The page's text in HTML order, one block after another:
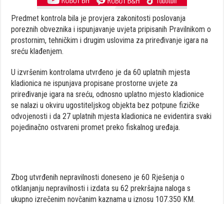
Predmet kontrola bila je provjera zakonitosti poslovanja
poreznih obveznika i ispunjavanje uvjeta pripisanih Pravilnikom o
prostornim, tehničkim i drugim uslovima za priređivanje igara na
sreću klađenjem.
U izvršenim kontrolama utvrđeno je da 60 uplatnih mjesta
kladionica ne ispunjava propisane prostorne uvjete za
priređivanje igara na sreću, odnosno uplatno mjesto kladionice
se nalazi u okviru ugostiteljskog objekta bez potpune fizičke
odvojenosti i da 27 uplatnih mjesta kladionica ne evidentira svaki
pojedinačno ostvareni promet preko fiskalnog uređaja.
Zbog utvrđenih nepravilnosti doneseno je 60 Rješenja o
otklanjanju nepravilnosti i izdata su 62 prekršajna naloga s
ukupno izrečenim novčanim kaznama u iznosu 107.350 KM.